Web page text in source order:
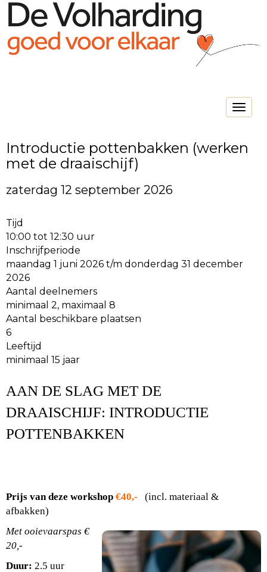
Toggle
Introductie pottenbakken (werken
met de draaischijf)
zaterdag 12 september 2026
Tijd
10:00 tot 12:30 uur
Inschrijfperiode
maandag 1 juni 2026 t/m donderdag 31 december
2026
Aantal deelnemers
minimaal 2, maximaal 8
Aantal beschikbare plaatsen
6
Leeftijd
minimaal 15 jaar
AAN DE SLAG MET DE
DRAAISCHIJF: INTRODUCTIE
POTTENBAKKEN
Prijs van deze workshop €40,-
(incl. materiaal &
afbakken)
Met ooievaarspas €
20,-
Duur: 2.5 uur